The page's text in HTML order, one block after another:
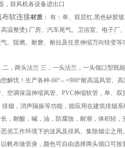
，鼓风机各设备进出口
布软连接材质 ： 有：单、双层红.黑色矽胶
温整烫).厂房、汽车尾气、卫浴室、电子厂
、阻燃、耐磨、耐拉及任意伸缩万向转变等
二，两头法兰 三，一头法兰，一头领口型既
解忧！生产各种-60°-- +900°耐高温风管、
空调保温伸缩风管、PVC伸缩软管，单、
排烟，消声隔振等功能，能应用在建筑排烟
，耐酸，碱，油，防腐蚀，耐潮，体积轻
恶劣工作环境下的送风及排风、集除烟尘之
帆布做管身，颜色可自由选择两头领口可